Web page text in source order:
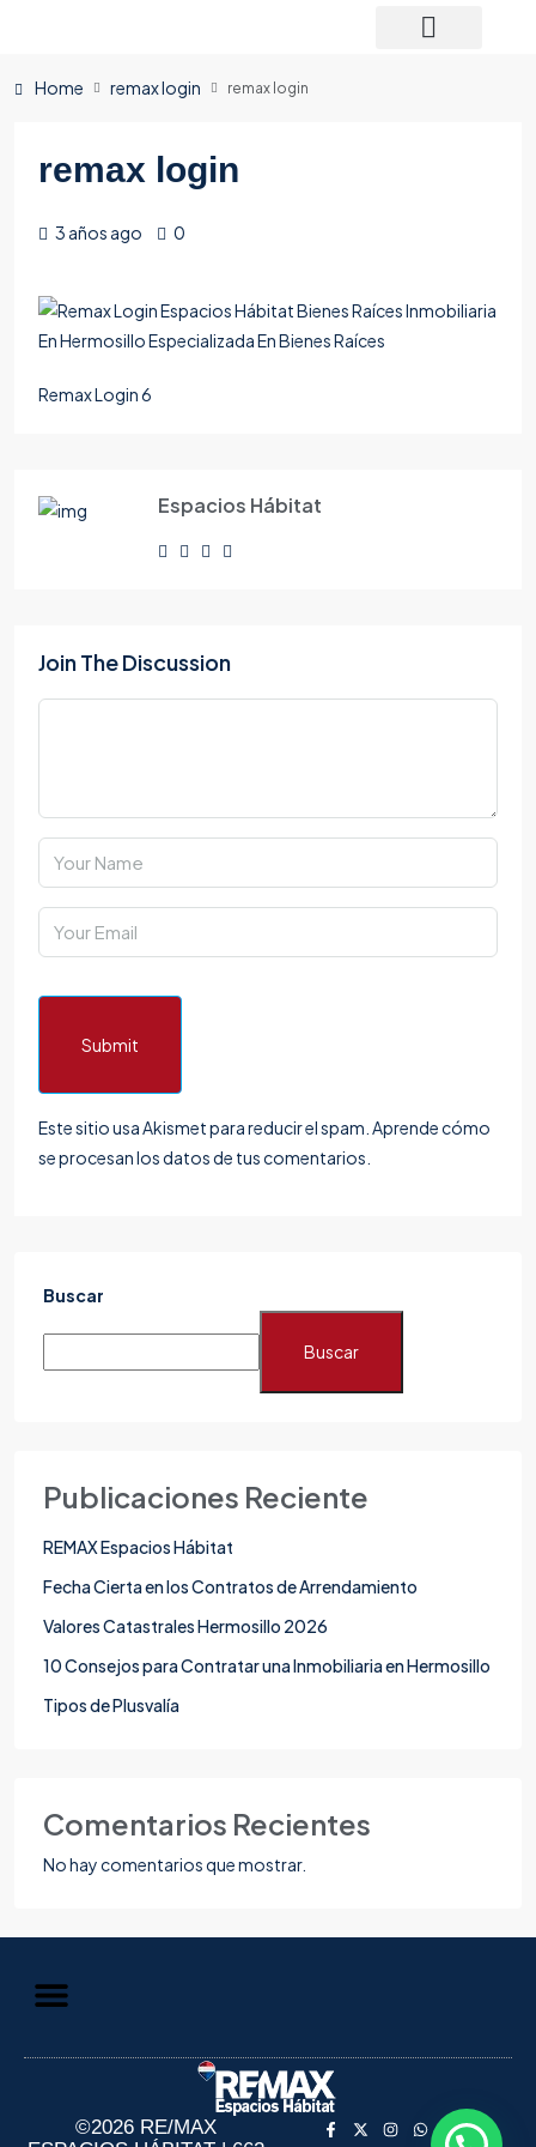
Home remax login remax login
remax login
3 años ago 0
Remax Login 6
Espacios Hábitat
Join The Discussion
Submit
Este sitio usa Akismet para reducir el spam. Aprende cómo
se procesan los datos de tus comentarios.
Buscar
Buscar
Publicaciones Reciente
REMAX Espacios Hábitat
Fecha Cierta en los Contratos de Arrendamiento
Valores Catastrales Hermosillo 2026
10 Consejos para Contratar una Inmobiliaria en Hermosillo
Tipos de Plusvalía
Comentarios Recientes
No hay comentarios que mostrar.
©2026 RE/MAX